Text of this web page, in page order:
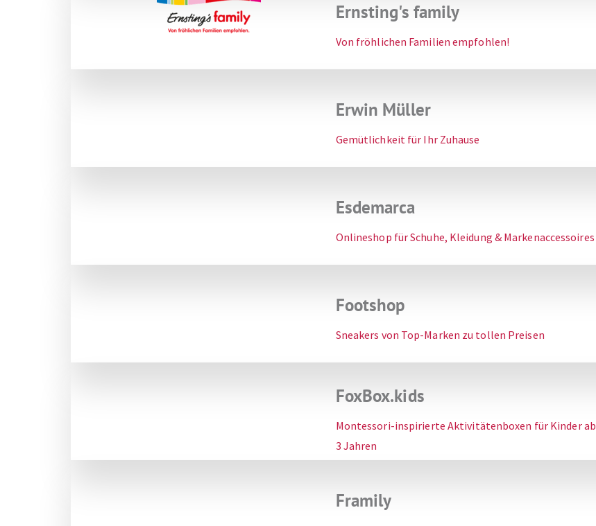
Ernsting's family
Von fröhlichen Familien empfohlen!
Erwin Müller
Gemütlichkeit für Ihr Zuhause
Esdemarca
Onlineshop für Schuhe, Kleidung & Markenaccessoires
Footshop
Sneakers von Top-Marken zu tollen Preisen
FoxBox.kids
Montessori-inspirierte Aktivitätenboxen für Kinder ab
3 Jahren
Framily